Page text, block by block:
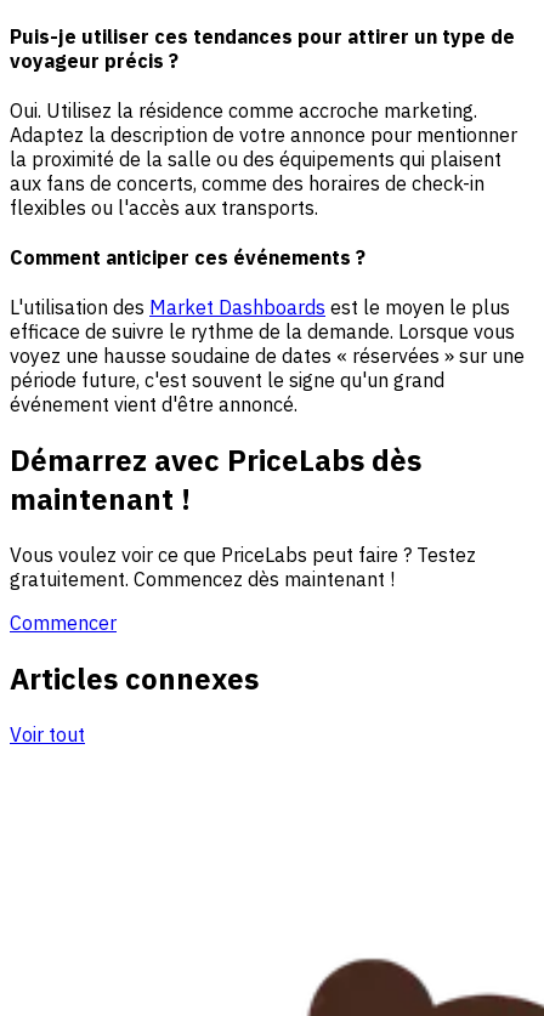
Puis-je utiliser ces tendances pour attirer un type de
voyageur précis ?
Oui. Utilisez la résidence comme accroche marketing.
Adaptez la description de votre annonce pour mentionner
la proximité de la salle ou des équipements qui plaisent
aux fans de concerts, comme des horaires de check-in
flexibles ou l'accès aux transports.
Comment anticiper ces événements ?
L'utilisation des Market Dashboards est le moyen le plus
efficace de suivre le rythme de la demande. Lorsque vous
voyez une hausse soudaine de dates « réservées » sur une
période future, c'est souvent le signe qu'un grand
événement vient d'être annoncé.
Démarrez avec PriceLabs dès
maintenant !
Vous voulez voir ce que PriceLabs peut faire ? Testez
gratuitement. Commencez dès maintenant !
Commencer
Articles connexes
Voir tout